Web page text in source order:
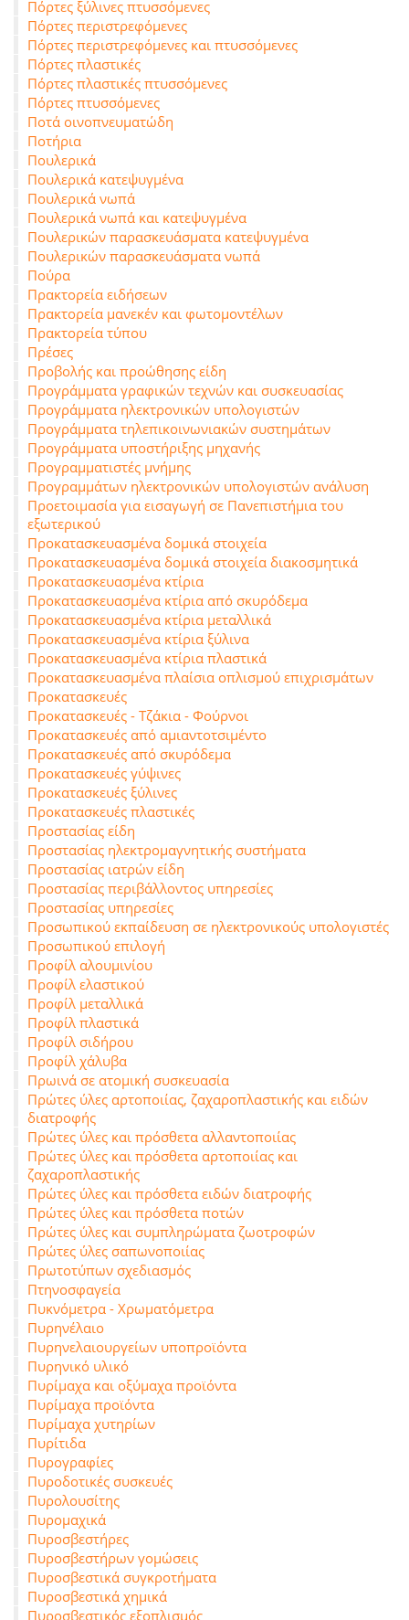
Πόρτες ξύλινες πτυσσόμενες
Πόρτες περιστρεφόμενες
Πόρτες περιστρεφόμενες και πτυσσόμενες
Πόρτες πλαστικές
Πόρτες πλαστικές πτυσσόμενες
Πόρτες πτυσσόμενες
Ποτά οινοπνευματώδη
Ποτήρια
Πουλερικά
Πουλερικά κατεψυγμένα
Πουλερικά νωπά
Πουλερικά νωπά και κατεψυγμένα
Πουλερικών παρασκευάσματα κατεψυγμένα
Πουλερικών παρασκευάσματα νωπά
Πούρα
Πρακτορεία ειδήσεων
Πρακτορεία μανεκέν και φωτομοντέλων
Πρακτορεία τύπου
Πρέσες
Προβολής και προώθησης είδη
Προγράμματα γραφικών τεχνών και συσκευασίας
Προγράμματα ηλεκτρονικών υπολογιστών
Προγράμματα τηλεπικοινωνιακών συστημάτων
Προγράμματα υποστήριξης μηχανής
Προγραμματιστές μνήμης
Προγραμμάτων ηλεκτρονικών υπολογιστών ανάλυση
Προετοιμασία για εισαγωγή σε Πανεπιστήμια του
εξωτερικού
Προκατασκευασμένα δομικά στοιχεία
Προκατασκευασμένα δομικά στοιχεία διακοσμητικά
Προκατασκευασμένα κτίρια
Προκατασκευασμένα κτίρια από σκυρόδεμα
Προκατασκευασμένα κτίρια μεταλλικά
Προκατασκευασμένα κτίρια ξύλινα
Προκατασκευασμένα κτίρια πλαστικά
Προκατασκευασμένα πλαίσια οπλισμού επιχρισμάτων
Προκατασκευές
Προκατασκευές - Τζάκια - Φούρνοι
Προκατασκευές από αμιαντοτσιμέντο
Προκατασκευές από σκυρόδεμα
Προκατασκευές γύψινες
Προκατασκευές ξύλινες
Προκατασκευές πλαστικές
Προστασίας είδη
Προστασίας ηλεκτρομαγνητικής συστήματα
Προστασίας ιατρών είδη
Προστασίας περιβάλλοντος υπηρεσίες
Προστασίας υπηρεσίες
Προσωπικού εκπαίδευση σε ηλεκτρονικούς υπολογιστές
Προσωπικού επιλογή
Προφίλ αλουμινίου
Προφίλ ελαστικού
Προφίλ μεταλλικά
Προφίλ πλαστικά
Προφίλ σιδήρου
Προφίλ χάλυβα
Πρωινά σε ατομική συσκευασία
Πρώτες ύλες αρτοποιίας, ζαχαροπλαστικής και ειδών
διατροφής
Πρώτες ύλες και πρόσθετα αλλαντοποιίας
Πρώτες ύλες και πρόσθετα αρτοποιίας και
ζαχαροπλαστικής
Πρώτες ύλες και πρόσθετα ειδών διατροφής
Πρώτες ύλες και πρόσθετα ποτών
Πρώτες ύλες και συμπληρώματα ζωοτροφών
Πρώτες ύλες σαπωνοποιίας
Πρωτοτύπων σχεδιασμός
Πτηνοσφαγεία
Πυκνόμετρα - Χρωματόμετρα
Πυρηνέλαιο
Πυρηνελαιουργείων υποπροϊόντα
Πυρηνικό υλικό
Πυρίμαχα και οξύμαχα προϊόντα
Πυρίμαχα προϊόντα
Πυρίμαχα χυτηρίων
Πυρίτιδα
Πυρογραφίες
Πυροδοτικές συσκευές
Πυρολουσίτης
Πυρομαχικά
Πυροσβεστήρες
Πυροσβεστήρων γομώσεις
Πυροσβεστικά συγκροτήματα
Πυροσβεστικά χημικά
Πυροσβεστικός εξοπλισμός